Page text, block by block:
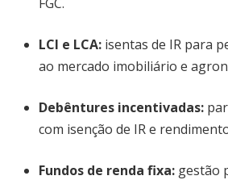
LCI e LCA: isentas de IR para
ao mercado imobiliário e
Debêntures incentivadas:
com isenção de IR e
Fundos de renda fixa: gestão